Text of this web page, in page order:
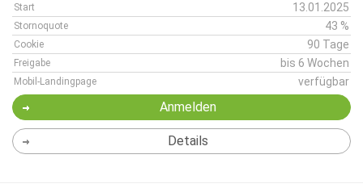
Start 13.01.2025
Stornoquote 43 %
Cookie 90 Tage
Freigabe bis 6 Wochen
Mobil-Landingpage verfügbar
Anmelden
Details